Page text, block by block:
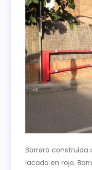
Barrera
lacado en rojo.